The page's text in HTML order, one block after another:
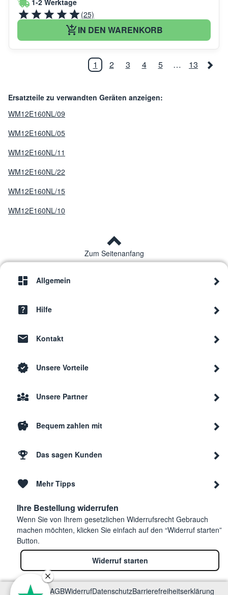
1-2 Werktage
(25)
IN DEN WARENKORB
1 2 3 4 5 … 13
Ersatzteile zu verwandten Geräten anzeigen:
WM12E160NL/09
WM12E160NL/05
WM12E160NL/11
WM12E160NL/22
WM12E160NL/15
WM12E160NL/10
Zum Seitenanfang
Allgemein
Hilfe
Kontakt
Unsere Vorteile
Unsere Partner
Bequem zahlen mit
Das sagen Kunden
Mehr Tipps
Ihre Bestellung widerrufen
Wenn Sie von Ihrem gesetzlichen Widerrufsrecht Gebrauch
machen möchten, klicken Sie einfach auf den “Widerruf starten”
Button.
Widerruf starten
ImpressumAGBWiderrufDatenschutzBarrierefreiheitserklärung